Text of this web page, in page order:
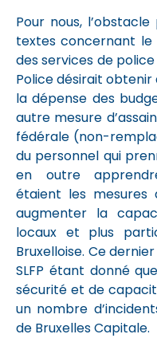
Pour nous,
textes concernant le
des services de
Police désirait obtenir
la dépense des
autre mesure
fédérale (non-
du personnel qui
en outre
étaient les mesures
augmenter la
locaux et plus
Bruxelloise. Ce
SLFP étant donné
sécurité et de
un nombre
de Bruxelles Capitale.